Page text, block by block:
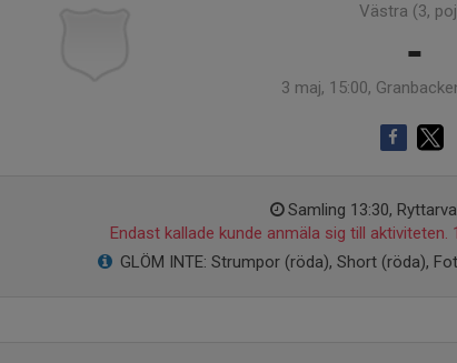
Västra (3,
-
3 maj, 15:00,
Samling 13:30,
Endast kallade kunde anmäla sig till aktiviteten.
GLÖM INTE: Strumpor (röda), Short (röda),